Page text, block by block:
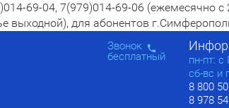
69-04, 7(979)014-69-06 (ежемесячно с
выходной), для абонентов
пн-пт: c
сб-вс и
8 800
8 978
Звонок
бесплатный